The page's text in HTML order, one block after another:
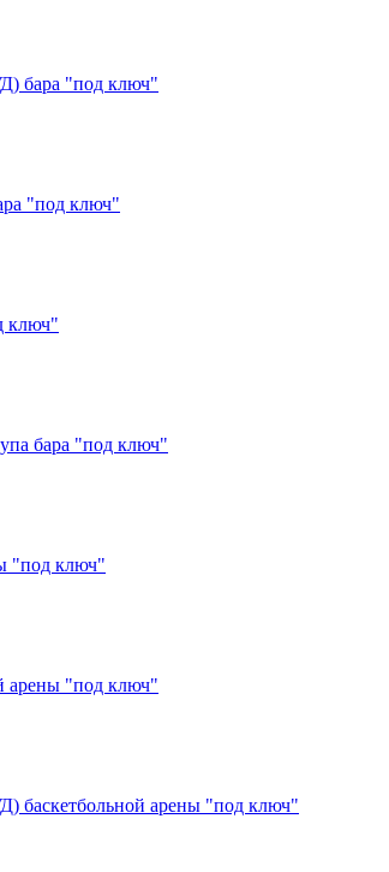
бара "под ключ"
"под ключ"
ключ"
бара "под ключ"
"под ключ"
арены "под ключ"
баскетбольной арены "под ключ"